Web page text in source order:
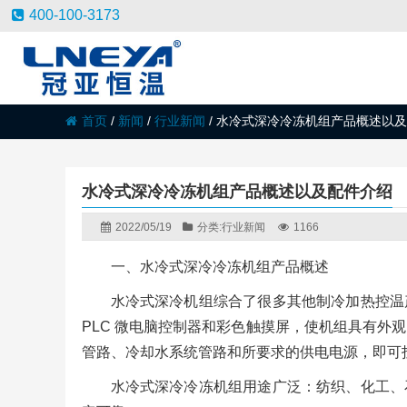
400-100-3173
首页 / 新闻 / 行业新闻 / 水冷式深冷冷冻机组产品概述以
水冷式深冷冷冻机组产品概述以及配件介绍
2022/05/19 分类:行业新闻 1166
一、水冷式深冷冷冻机组产品概述
水冷式深冷机组综合了很多其他制冷加热控
PLC 微电脑控制器和彩色触摸屏，使机组具有外
管路、冷却水系统管路和所要求的供电电源，即可
水冷式深冷冷冻机组用途广泛：纺织、化工